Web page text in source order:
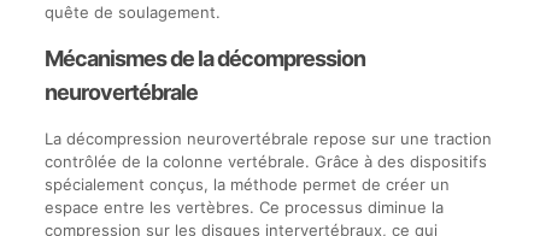
quête de soulagement.
Mécanismes de la décompression
neurovertébrale
La décompression neurovertébrale repose sur une traction
contrôlée de la colonne vertébrale. Grâce à des dispositifs
spécialement conçus, la méthode permet de créer un
espace entre les vertèbres. Ce processus diminue la
compression sur les disques intervertébraux, ce qui